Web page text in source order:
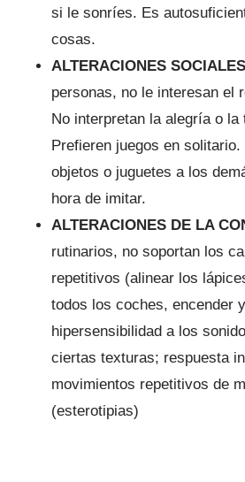
si le sonríes. Es
cosas.
ALTERACIONES SOCIALES
personas, no le interesan el
No interpretan la alegría o
Prefieren juegos en solitario.
objetos o juguetes a los
hora de imitar.
ALTERACIONES DE LA
rutinarios, no soportan los
repetitivos (alinear los
todos los coches, encender
hipersensibilidad a los
ciertas texturas; respuesta
movimientos repetitivos de
(esterotipias)